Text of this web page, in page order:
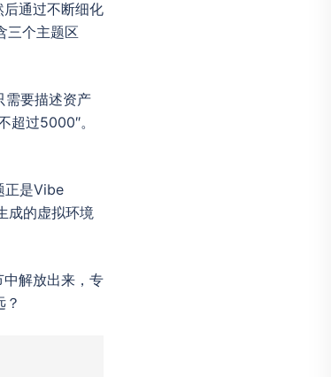
通过不断细化
三个主题区
需要描述资产
超过5000″。
正是Vibe
成的虚拟环境
解放出来，专